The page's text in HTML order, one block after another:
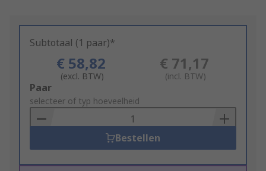
Subtotaal (1 paar)*
€ 58,82
(excl. BTW)
€ 71,17
(incl. BTW)
Add
to
Basket
Paar
selecteer of typ hoeveelheid
Bestellen